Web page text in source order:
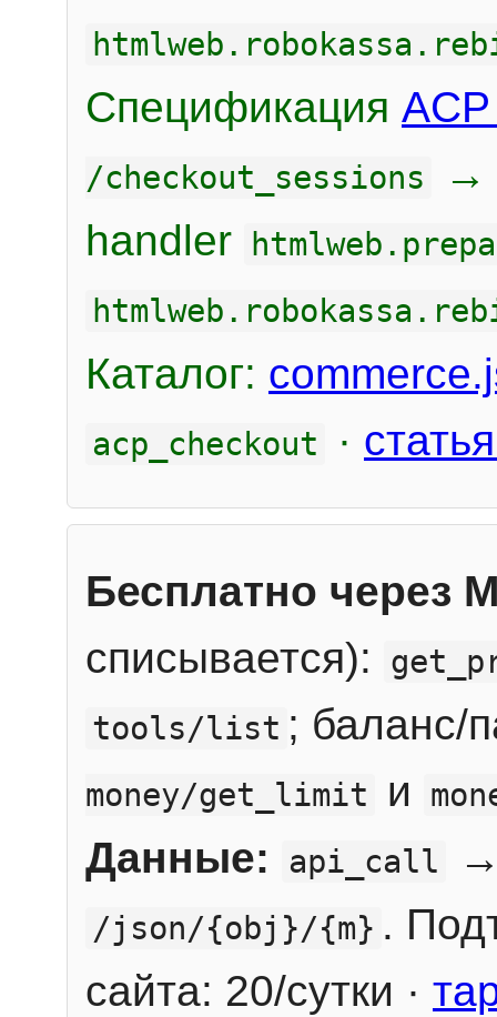
Спецификация
/checkout_sessions
handler
Каталог:
acp_checkout ·
Бесплатно через
списывается):
tools/list ; баланс/
money/get_limit и
Данные: api_call
/json/{obj}/{m} .
сайта: 20/сутки ·